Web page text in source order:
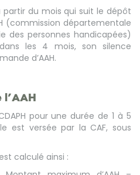
partir du mois qui suit le dépôt
(commission départementale
des personnes handicapées)
les 4 mois, son silence
d’AAH.
pour une durée de 1 à 5
est versée par la CAF, sous
calculé ainsi :